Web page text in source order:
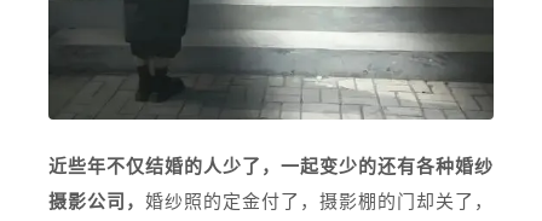
近些年不仅结婚的人少了，一起变少的还有各种婚纱
摄影公司， 婚纱照的定金付了，摄影棚的门却关了，